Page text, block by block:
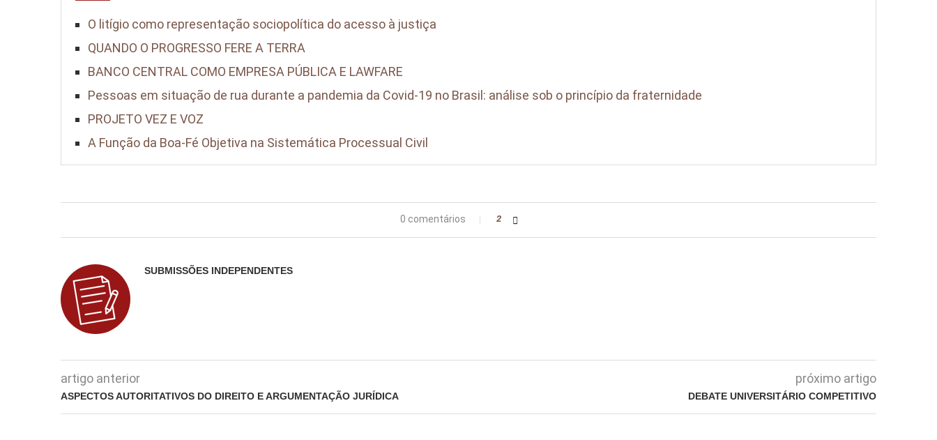
O litígio como representação sociopolítica do acesso à justiça
QUANDO O PROGRESSO FERE A TERRA
BANCO CENTRAL COMO EMPRESA PÚBLICA E LAWFARE
Pessoas em situação de rua durante a pandemia da Covid-19 no Brasil: análise sob o princípio da fraternidade
PROJETO VEZ E VOZ
A Função da Boa-Fé Objetiva na Sistemática Processual Civil
0 comentários 2
SUBMISSÕES INDEPENDENTES
artigo anterior
ASPECTOS AUTORITATIVOS DO DIREITO E ARGUMENTAÇÃO JURÍDICA
próximo artigo
DEBATE UNIVERSITÁRIO COMPETITIVO